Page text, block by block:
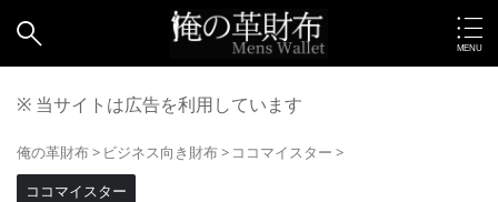
※ 当サイトは広告を利用しています
俺の革財布> ビジネス向き財布> ココマイスター >
ココマイスター